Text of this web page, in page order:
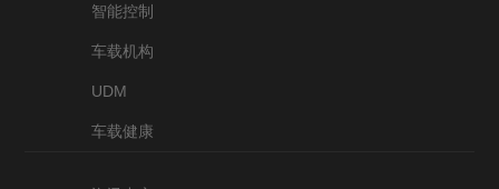
智能控制
车载机构
UDM
车载健康